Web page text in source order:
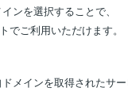
ンを選択することで、
でご利用いただけます。
メインを取得されたサ